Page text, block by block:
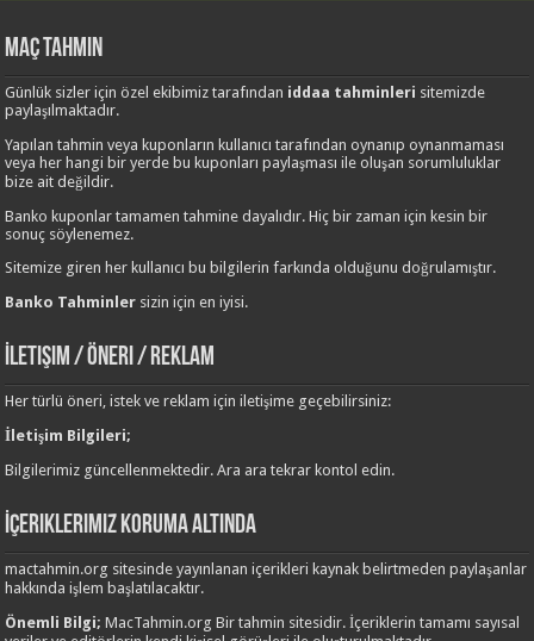
Maç Tahmin
Günlük sizler için özel ekibimiz tarafından iddaa tahminleri sitemizde
paylaşılmaktadır.
Yapılan tahmin veya kuponların kullanıcı tarafından oynanıp oynanmaması
veya her hangi bir yerde bu kuponları paylaşması ile oluşan sorumluluklar
bize ait değildir.
Banko kuponlar tamamen tahmine dayalıdır. Hiç bir zaman için kesin bir
sonuç söylenemez.
Sitemize giren her kullanıcı bu bilgilerin farkında olduğunu doğrulamıştır.
Banko Tahminler sizin için en iyisi.
İletişim / Öneri / Reklam
Her türlü öneri, istek ve reklam için iletişime geçebilirsiniz:
İletişim Bilgileri;
Bilgilerimiz güncellenmektedir. Ara ara tekrar kontol edin.
İçeriklerimiz Koruma Altında
mactahmin.org sitesinde yayınlanan içerikleri kaynak belirtmeden paylaşanlar
hakkında işlem başlatılacaktır.
Önemli Bilgi;MacTahmin.org Bir tahmin sitesidir. İçeriklerin tamamı sayısal